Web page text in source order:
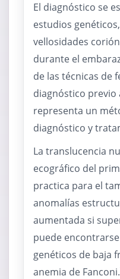
El diagnóstico se
estudios
vellosidades
durante el
de las técnicas de
diagnóstico previo
representa un
diagnóstico y
La translucencia
ecográfico del
practica para el
anomalías
aumentada si
puede
genéticos de baja
anemia de Fanconi.